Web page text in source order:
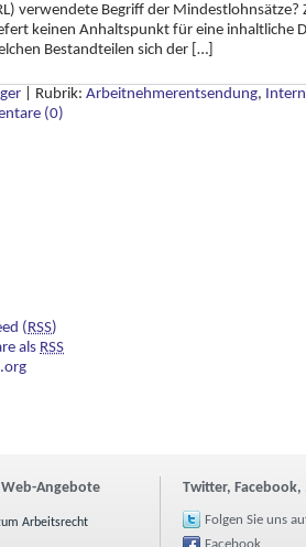
verwendete Begriff der Mindestlohnsätze?
keinen Anhaltspunkt für eine inhaltliche
Bestandteilen sich der […]
Rubrik: Arbeitnehmerentsendung,
(0)
(RSS)
als RSS
Angebote
Arbeitsrecht
Twitter, Facebook,
Folgen Sie uns